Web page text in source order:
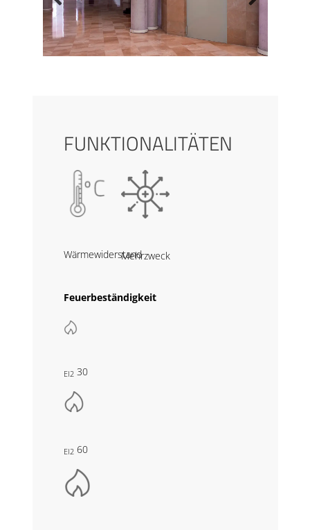
FUNKTIONALITÄTEN
WärmewiderstandMehrzweck
Feuerbeständigkeit
EI2 30
EI2 60